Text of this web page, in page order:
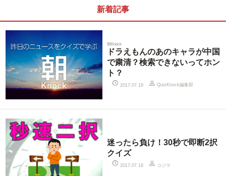
新着記事
朝Knock
ドラえもんのあのキャラが中国
で粛清？検索できないってホン
ト？
2017.07.19 QuizKnock編集部
迷ったら負け！30秒で即断2択
クイズ
2017.07.18 コジマ